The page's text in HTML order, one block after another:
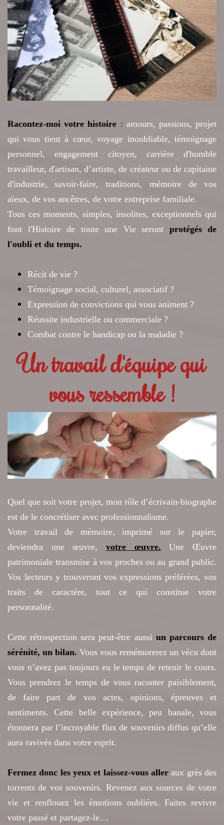
Racontez-moi votre histoire : amours, passions, projet
qui vous tient à cœur, voyage inoubliable, témoignage
personnel, engagement citoyen, carrière d'humble
travailleur, d'artisan, d’artiste, de créateur ou de capitaine
d'industrie, savoir-faire, traditions, mémoire de vos
aïeux, de vos ancêtres, de votre entreprise familiale.
Tous ces moments, simples, insolites, exceptionnels qui
font l'Histoire de toute une Vie seront protégés de
l'oubli et du temps.
Récit de vie ?
Témoignage social, culturel, associatif ?
Expression de convictions qui vous animent ?
Réussite industrielle ou commerciale ?
Combat contre le handicap ou la maladie ?
Un travail d'équipe qui
vous ressemble !
Quel que soit votre projet, mon rôle d’écrivain-biographe
est de le concrétiser avec professionnalisme.
Votre travail de mémoire, imprimé sur le papier,
deviendra une œuvre, votre œuvre. Une Œuvre
patrimoniale transmise à vos proches ou au grand public.
Vos lecteurs y trouveront vos expressions préférées, vos
traits de caractère, tout ce qui constitue votre
personnalité.
Cette rétrospection sera peut-être aussi un parcours de
sérénité, un bilan. Vous vous remémorerez un vécu dont
vous n’avez pas toujours eu le temps de retenir le cours.
Vous prendrez le temps de vous raconter paisiblement,
de faire part de vos actes, opinions, épreuves et
sentiments. Cette belle expérience, peu banale, vous
étonnera par l’incroyable flux de souvenirs diffus qu’elle
aura ravivés dans votre esprit.
Fermez donc les yeux et laissez-vous aller aux grès des
torrents de vos souvenirs. Revenez aux sources de votre
vie et renflouez les émotions oubliées. Faites revivre
votre passé et partagez-le…